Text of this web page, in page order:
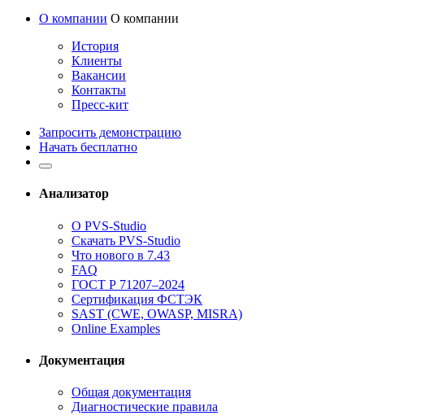
О компании О компании
История
Клиенты
Вакансии
Контакты
Пресс-кит
Запросить демонстрацию
Начать бесплатно
Анализатор
О PVS-Studio
Скачать PVS-Studio
Что нового в 7.43
FAQ
ГОСТ Р 71207–2024
Сертификация ФСТЭК
SAST (CWE, OWASP, MISRA)
Online Examples
Документация
Общая документация
Диагностические правила